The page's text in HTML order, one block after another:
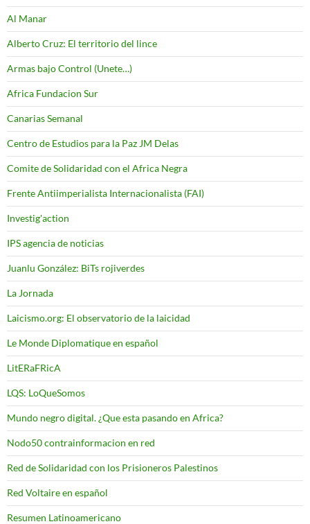
Al Manar
Alberto Cruz: El territorio del lince
Armas bajo Control (Unete…)
Africa Fundacion Sur
Canarias Semanal
Centro de Estudios para la Paz JM Delas
Comite de Solidaridad con el Africa Negra
Frente Antiimperialista Internacionalista (FAI)
Investig'action
IPS agencia de noticias
Juanlu González: BiTs rojiverdes
La Jornada
Laicismo.org: El observatorio de la laicidad
Le Monde Diplomatique en español
LitERaFRicA
LQS: LoQueSomos
Mundo negro digital. ¿Que esta pasando en Africa?
Nodo50 contrainformacion en red
Red de Solidaridad con los Prisioneros Palestinos
Red Voltaire en español
Resumen Latinoamericano